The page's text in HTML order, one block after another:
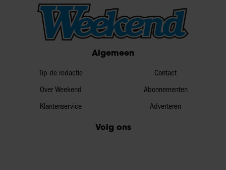
Algemeen
Tip de redactie
Over Weekend
Klantenservice
Contact
Abonnementen
Adverteren
Volg ons